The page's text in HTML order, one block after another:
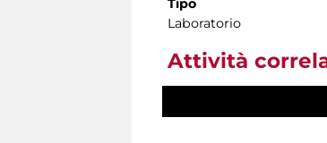
Tipo
Laboratorio
Attività